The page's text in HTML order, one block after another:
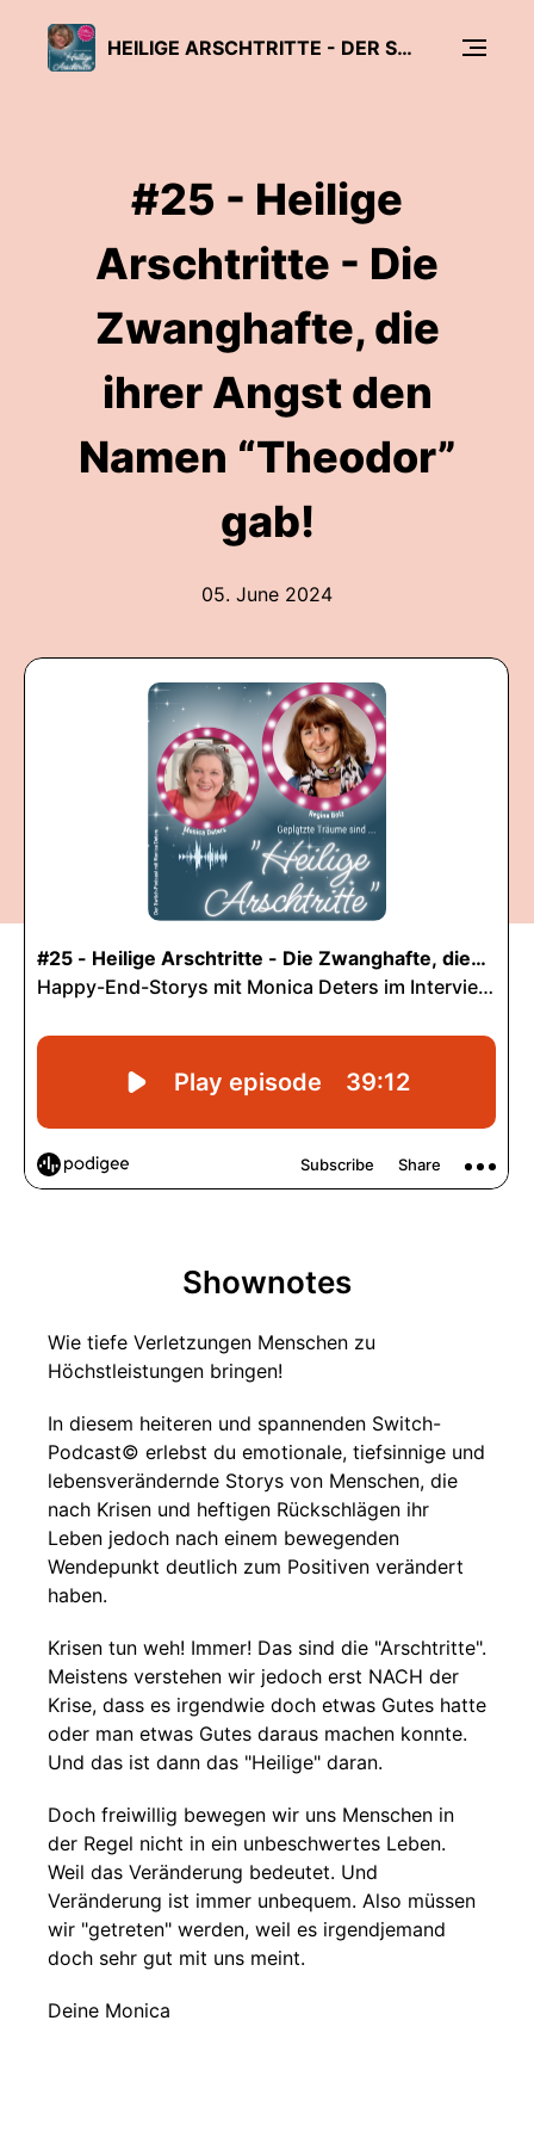
HEILIGE ARSCHTRITTE - DER SWITCH-PODCAST© MIT MONICA DETERS
#25 - Heilige
Arschtritte - Die
Zwanghafte, die
ihrer Angst den
Namen “Theodor”
gab!
05. June 2024
Shownotes
Wie tiefe Verletzungen Menschen zu
Höchstleistungen bringen!
In diesem heiteren und spannenden Switch-
Podcast© erlebst du emotionale, tiefsinnige und
lebensverändernde Storys von Menschen, die
nach Krisen und heftigen Rückschlägen ihr
Leben jedoch nach einem bewegenden
Wendepunkt deutlich zum Positiven verändert
haben.
Krisen tun weh! Immer! Das sind die "Arschtritte".
Meistens verstehen wir jedoch erst NACH der
Krise, dass es irgendwie doch etwas Gutes hatte
oder man etwas Gutes daraus machen konnte.
Und das ist dann das "Heilige" daran.
Doch freiwillig bewegen wir uns Menschen in
der Regel nicht in ein unbeschwertes Leben.
Weil das Veränderung bedeutet. Und
Veränderung ist immer unbequem. Also müssen
wir "getreten" werden, weil es irgendjemand
doch sehr gut mit uns meint.
Deine Monica